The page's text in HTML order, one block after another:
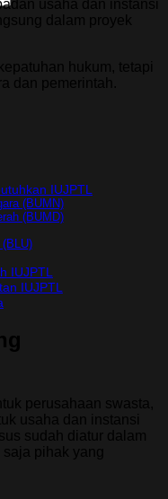
usaha dan instansi
dalam proyek
hukum, tetapi
dan pemerintah.
IUJPTL
(BUMN)
(BUMD)
IUJPTL
IUJPTL
perusahaan swasta,
usaha dan instansi
sudah diatur dalam
pihak yang